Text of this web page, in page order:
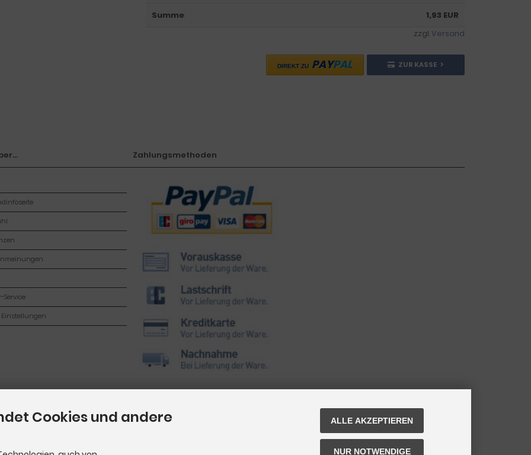
Summe:
1,93 EUR
zzgl.Versand
ZUR KASSE
DIREKT ZU PAYPAL
Service
Einstellungen
Zahlungsmethoden
Cookies und andere ALLE AKZEPTIEREN
NUR NOTWENDIGE